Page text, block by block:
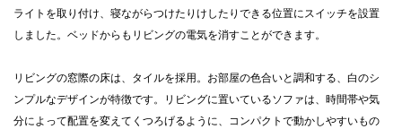
ライトを取り付け、寝ながらつけたりけしたりできる位置にスイッチを設置
しました。ベッドからもリビングの電気を消すことができます。
リビングの窓際の床は、タイルを採用。お部屋の色合いと調和する、白のシ
ンプルなデザインが特徴です。リビングに置いているソファは、時間帯や気
分によって配置を変えてくつろげるように、コンパクトで動かしやすいもの